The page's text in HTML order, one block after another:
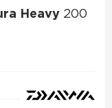
Heavy 200